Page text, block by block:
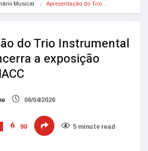
Musical Apresentação do Trio…
do Trio Instrumental
a exposição
06/04/2026
90 5 minute read